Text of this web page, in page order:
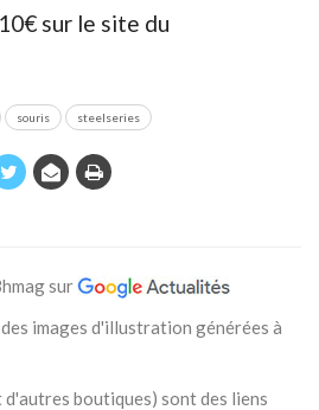
sur le site du
souris steelseries
sur
images d'illustration générées à
d'autres boutiques) sont des liens